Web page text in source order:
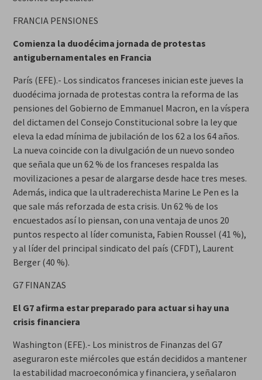
FRANCIA PENSIONES
Comienza la duodécima jornada de protestas
antigubernamentales en Francia
París (EFE).- Los sindicatos franceses inician este jueves la
duodécima jornada de protestas contra la reforma de las
pensiones del Gobierno de Emmanuel Macron, en la víspera
del dictamen del Consejo Constitucional sobre la ley que
eleva la edad mínima de jubilación de los 62 a los 64 años.
La nueva coincide con la divulgación de un nuevo sondeo
que señala que un 62 % de los franceses respalda las
movilizaciones a pesar de alargarse desde hace tres meses.
Además, indica que la ultraderechista Marine Le Pen es la
que sale más reforzada de esta crisis. Un 62 % de los
encuestados así lo piensan, con una ventaja de unos 20
puntos respecto al líder comunista, Fabien Roussel (41 %),
y al líder del principal sindicato del país (CFDT), Laurent
Berger (40 %).
G7 FINANZAS
El G7 afirma estar preparado para actuar si hay una
crisis financiera
Washington (EFE).- Los ministros de Finanzas del G7
aseguraron este miércoles que están decididos a mantener
la estabilidad macroeconómica y financiera, y señalaron